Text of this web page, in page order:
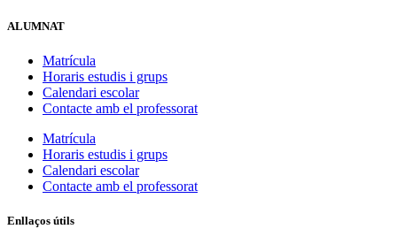
ALUMNAT
Matrícula
Horaris estudis i grups
Calendari escolar
Contacte amb el professorat
Matrícula
Horaris estudis i grups
Calendari escolar
Contacte amb el professorat
Enllaços útils